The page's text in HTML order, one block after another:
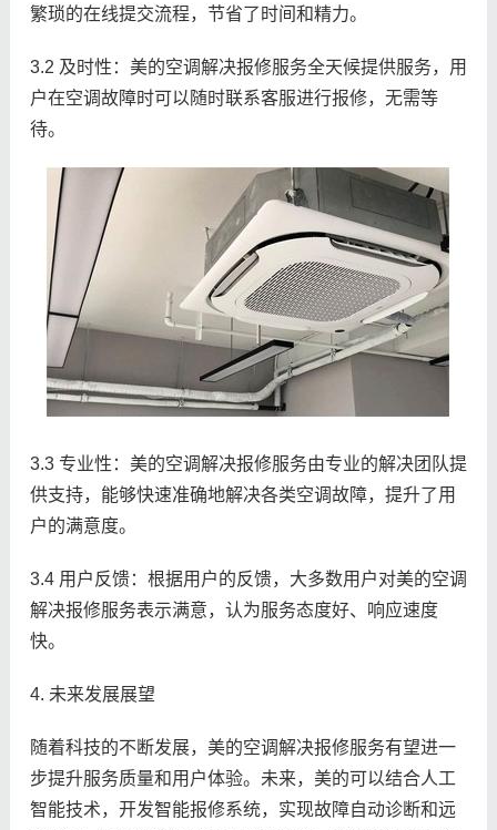
繁琐的在线提交流程，节省了时间和精力。
3.2 及时性：美的空调解决报修服务全天候提供服务，用
户在空调故障时可以随时联系客服进行报修，无需等
待。
3.3 专业性：美的空调解决报修服务由专业的解决团队提
供支持，能够快速准确地解决各类空调故障，提升了用
户的满意度。
3.4 用户反馈：根据用户的反馈，大多数用户对美的空调
解决报修服务表示满意，认为服务态度好、响应速度
快。
4. 未来发展展望
随着科技的不断发展，美的空调解决报修服务有望进一
步提升服务质量和用户体验。未来，美的可以结合人工
智能技术，开发智能报修系统，实现故障自动诊断和远